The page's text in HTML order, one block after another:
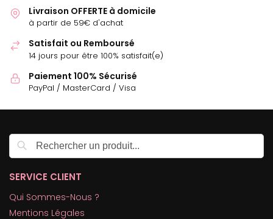
Livraison OFFERTE à domicile
à partir de 59€ d'achat
Satisfait ou Remboursé
14 jours pour être 100% satisfait(e)
Paiement 100% Sécurisé
PayPal / MasterCard / Visa
SERVICE CLIENT
Qui Sommes-Nous ?
Mentions Légales